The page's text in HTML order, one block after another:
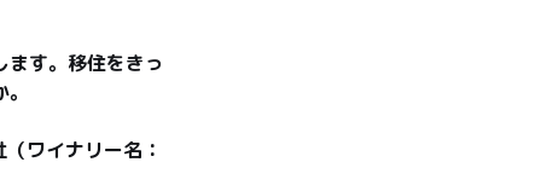
す。移住をきっ
ワイナリー名：